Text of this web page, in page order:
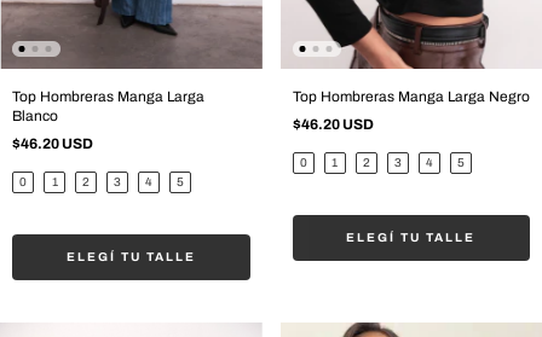
Top Hombreras Manga Larga
Blanco
$46.20 USD
0 1 2 3 4 5
ELEGÍ TU TALLE
Top Hombreras Manga Larga Negro
$46.20 USD
0 1 2 3 4 5
ELEGÍ TU TALLE